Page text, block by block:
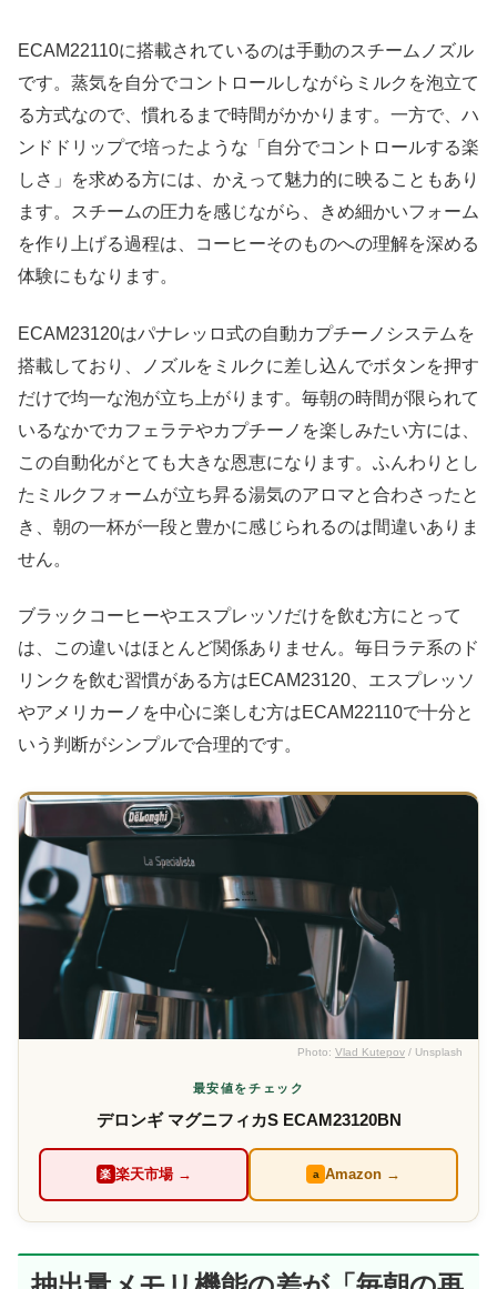
ECAM22110に搭載されているのは手動のスチームノズル
です。蒸気を自分でコントロールしながらミルクを泡立て
る方式なので、慣れるまで時間がかかります。一方で、ハ
ンドドリップで培ったような「自分でコントロールする楽
しさ」を求める方には、かえって魅力的に映ることもあり
ます。スチームの圧力を感じながら、きめ細かいフォーム
を作り上げる過程は、コーヒーそのものへの理解を深める
体験にもなります。
ECAM23120はパナレッロ式の自動カプチーノシステムを
搭載しており、ノズルをミルクに差し込んでボタンを押す
だけで均一な泡が立ち上がります。毎朝の時間が限られて
いるなかでカフェラテやカプチーノを楽しみたい方には、
この自動化がとても大きな恩恵になります。ふんわりとし
たミルクフォームが立ち昇る湯気のアロマと合わさったと
き、朝の一杯が一段と豊かに感じられるのは間違いありま
せん。
ブラックコーヒーやエスプレッソだけを飲む方にとって
は、この違いはほとんど関係ありません。毎日ラテ系のド
リンクを飲む習慣がある方はECAM23120、エスプレッソ
やアメリカーノを中心に楽しむ方はECAM22110で十分と
いう判断がシンプルで合理的です。
Photo: Vlad Kutepov / Unsplash
最安値をチェック
デロンギ マグニフィカS ECAM23120BN
楽 楽天市場 → a Amazon →